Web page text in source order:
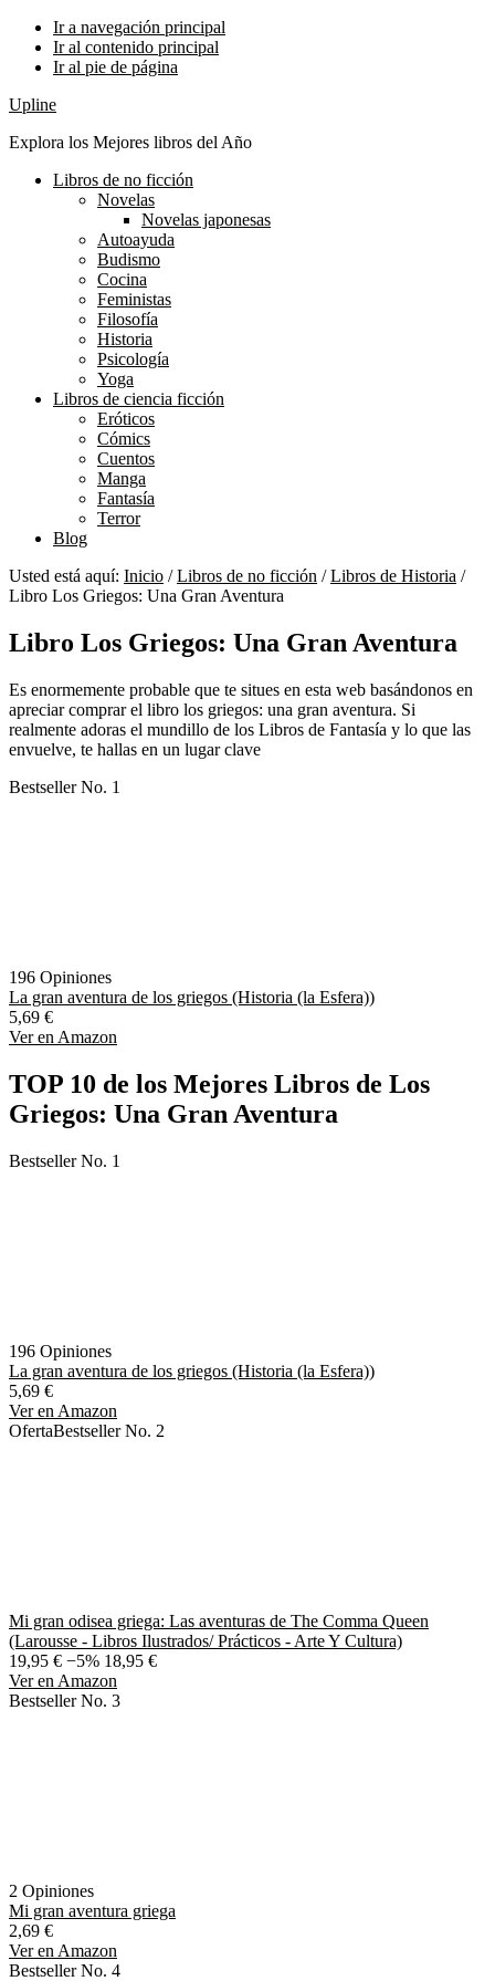
Ir a navegación principal
Ir al contenido principal
Ir al pie de página
Upline
Explora los Mejores libros del Año
Libros de no ficción
Novelas
Novelas japonesas
Autoayuda
Budismo
Cocina
Feministas
Filosofía
Historia
Psicología
Yoga
Libros de ciencia ficción
Eróticos
Cómics
Cuentos
Manga
Fantasía
Terror
Blog
Usted está aquí: Inicio / Libros de no ficción / Libros de Historia /
Libro Los Griegos: Una Gran Aventura
Libro Los Griegos: Una Gran Aventura
Es enormemente probable que te situes en esta web basándonos en
apreciar comprar el libro los griegos: una gran aventura. Si
realmente adoras el mundillo de los Libros de Fantasía y lo que las
envuelve, te hallas en un lugar clave
Bestseller No. 1
196 Opiniones
La gran aventura de los griegos (Historia (la Esfera))
5,69 €
Ver en Amazon
TOP 10 de los Mejores Libros de Los
Griegos: Una Gran Aventura
Bestseller No. 1
196 Opiniones
La gran aventura de los griegos (Historia (la Esfera))
5,69 €
Ver en Amazon
OfertaBestseller No. 2
Mi gran odisea griega: Las aventuras de The Comma Queen
(Larousse - Libros Ilustrados/ Prácticos - Arte Y Cultura)
19,95 € −5% 18,95 €
Ver en Amazon
Bestseller No. 3
2 Opiniones
Mi gran aventura griega
2,69 €
Ver en Amazon
Bestseller No. 4